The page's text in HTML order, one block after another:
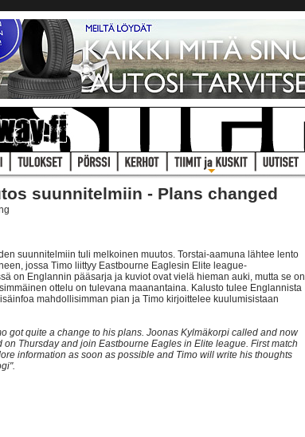
suunnitelmiin - Plans changed
suunnitelmiin tuli melkoinen muutos. Torstai-aamuna lähtee lento
jossa Timo liittyy Eastbourne Eaglesin Elite league-
on Englannin pääsarja ja kuviot ovat vielä hieman auki, mutta se on
ottelu on tulevana maanantaina. Kalusto tulee Englannista
mahdollisimman pian ja Timo kirjoittelee kuulumisistaan
got quite a change to his plans. Joonas Kylmäkorpi called and now
on Thursday and join Eastbourne Eagles in Elite league. First match
information as soon as possible and Timo will write his thoughts